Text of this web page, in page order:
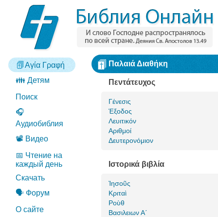
Αγία Γραφή
👪 Детям
Поиск
🎧
Аудиобиблия
📽️ Видео
📅 Чтение на
каждый день
Скачать
🗣️ Форум
О сайте
Παλαιά Διαθήκη
Πεντάτευχος
Γένεσις
Έξοδος
Λευιτικόν
Αριθμοί
Δευτερονόμιον
Ιστορικά βιβλία
Ἰησοῦς
Κριταὶ
Ροὺθ
Βασιλειων Α΄